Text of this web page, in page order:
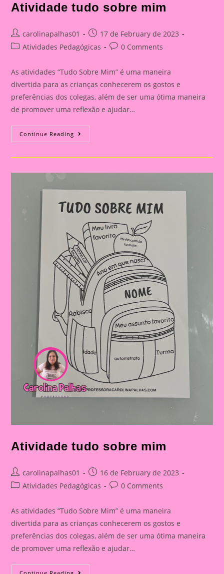
Atividade tudo sobre mim
Post
author:
carolinapalhas01
Post
published:
17 de February de 2023
PostAtividades Pedagógicas
Post0 Comments
As atividades “Tudo Sobre Mim” é uma maneira
divertida para as crianças conhecerem os gostos e
preferências dos colegas, além de ser uma ótima maneira
de promover uma reflexão e ajudar…
Continue Reading Atividade
Tudo
Mim
Atividade tudo sobre mim
Post
author:
carolinapalhas01
Post
published:
16 de February de 2023
PostAtividades Pedagógicas
Post0 Comments
As atividades “Tudo Sobre Mim” é uma maneira
divertida para as crianças conhecerem os gostos e
preferências dos colegas, além de ser uma ótima maneira
de promover uma reflexão e ajudar…